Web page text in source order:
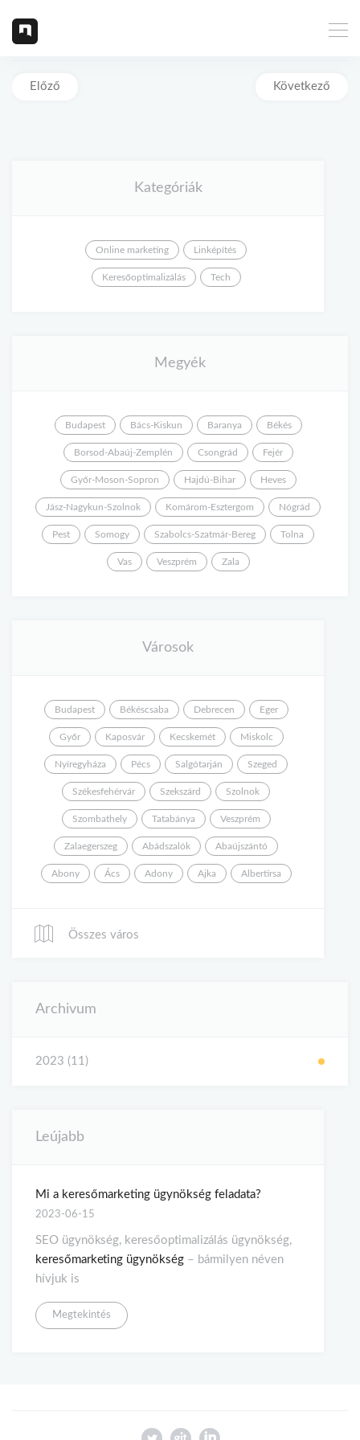
Előző Következő
Kategóriák
Online marketing Linképítés
Keresőoptimalizálás Tech
Megyék
Budapest Bács-Kiskun Baranya Békés
Borsod-Abaúj-Zemplén Csongrád Fejér
Győr-Moson-Sopron Hajdú-Bihar Heves
Jász-Nagykun-Szolnok Komárom-Esztergom Nógrád
Pest Somogy Szabolcs-Szatmár-Bereg Tolna
Vas Veszprém Zala
Városok
Budapest Békéscsaba Debrecen Eger
Győr Kaposvár Kecskemét Miskolc
Nyíregyháza Pécs Salgótarján Szeged
Székesfehérvár Szekszárd Szolnok
Szombathely Tatabánya Veszprém
Zalaegerszeg Abádszalók Abaújszántó
Abony Ács Adony Ajka Albertirsa
Összes város
Archivum
2023 (11)
Leújabb
Mi a keresőmarketing ügynökség feladata?
2023-06-15
SEO ügynökség, keresőoptimalizálás ügynökség,
keresőmarketing ügynökség– bármilyen néven
hívjuk is
Megtekintés